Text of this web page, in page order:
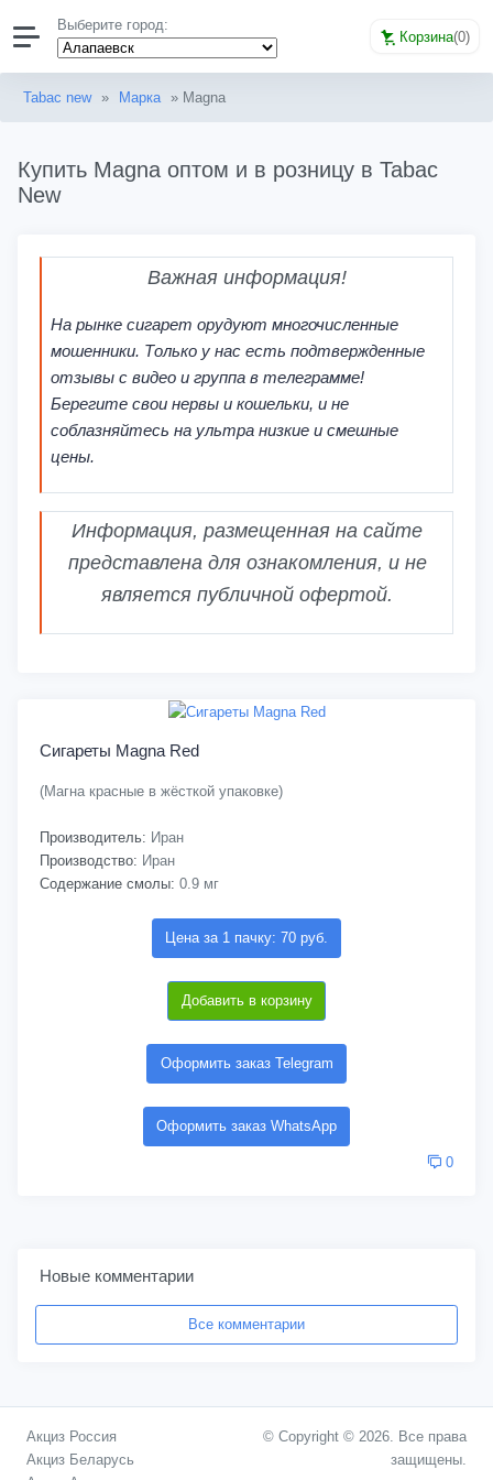
Выберите город:
Корзина(0)
Tabac new » Марка » Magna
Купить Magna оптом и в розницу в Tabac
New
Важная информация!
На рынке сигарет орудуют многочисленные
мошенники. Только у нас есть подтвержденные
отзывы с видео и группа в телеграмме!
Берегите свои нервы и кошельки, и не
соблазняйтесь на ультра низкие и смешные
цены.
Информация, размещенная на сайте
представлена для ознакомления, и не
является публичной офертой.
Сигареты Magna Red
(Магна красные в жёсткой упаковке)
Производитель: Иран
Производство: Иран
Содержание смолы: 0.9 мг
Цена за 1 пачку: 70 руб.
Добавить в корзину
Оформить заказ Telegram
Оформить заказ WhatsApp
0
Новые комментарии
Все комментарии
Акциз Россия
Акциз Беларусь
© Copyright © 2026. Все права
защищены.